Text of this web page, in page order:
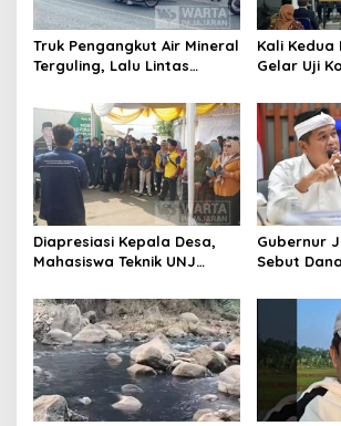
Truk Pengangkut Air Mineral
Terguling, Lalu Lintas
Memadat
Kali Kedua
Gelar Uji
Diapresiasi Kepala Desa,
Mahasiswa Teknik UNJ
Pengelolaan Sampah
Gubernur
Sebut